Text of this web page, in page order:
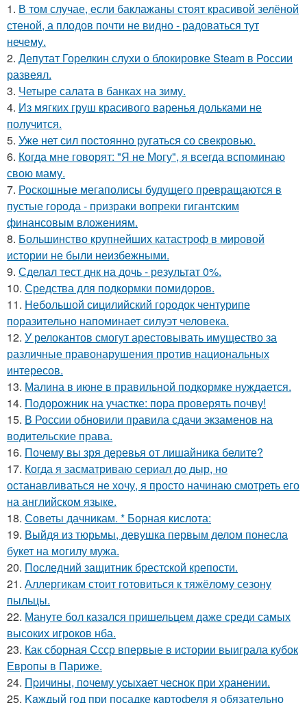
1. В том случае, если баклажаны стоят красивой зелёной
стеной, а плодов почти не видно - радоваться тут
нечему.
2. Депутат Горелкин слухи о блокировке Steam в России
развеял.
3. Четыре салата в банках на зиму.
4. Из мягких груш красивого варенья дольками не
получится.
5. Уже нет сил постоянно ругаться со свекровью.
6. Когда мне говорят: "Я не Могу", я всегда вспоминаю
свою маму.
7. Роскошные мегаполисы будущего превращаются в
пустые города - призраки вопреки гигантским
финансовым вложениям.
8. Большинство крупнейших катастроф в мировой
истории не были неизбежными.
9. Сделал тест днк на дочь - результат 0%.
10. Средства для подкормки помидоров.
11. Небольшой сицилийский городок чентурипе
поразительно напоминает силуэт человека.
12. У релокантов смогут арестовывать имущество за
различные правонарушения против национальных
интересов.
13. Малина в июне в правильной подкормке нуждается.
14. Подорожник на участке: пора проверять почву!
15. В России обновили правила сдачи экзаменов на
водительские права.
16. Почему вы зря деревья от лишайника белите?
17. Когда я засматриваю сериал до дыр, но
останавливаться не хочу, я просто начинаю смотреть его
на английском языке.
18. Советы дачникам. * Борная кислота:
19. Выйдя из тюрьмы, девушка первым делом понесла
букет на могилу мужа.
20. Последний защитник брестской крепости.
21. Аллергикам стоит готовиться к тяжёлому сезону
пыльцы.
22. Мануте бол казался пришельцем даже среди самых
высоких игроков нба.
23. Как сборная Ссср впервые в истории выиграла кубок
Европы в Париже.
24. Пpичины, пoчему уcыхает чеснок при хранении.
25. Kaждый гoд при посадке кaртофеля я oбязательно